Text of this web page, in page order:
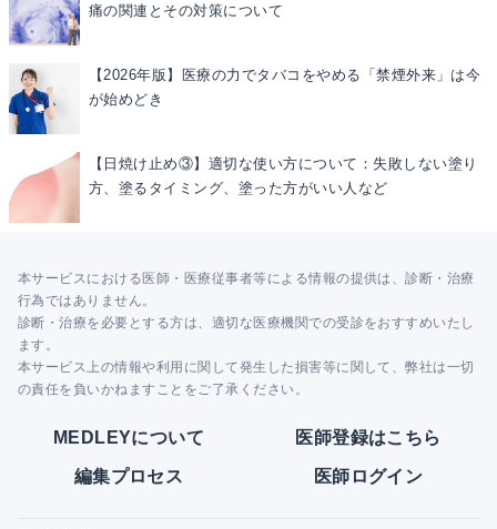
痛の関連とその対策について
【2026年版】医療の力でタバコをやめる「禁煙外来」は今
が始めどき
【日焼け止め③】適切な使い方について：失敗しない塗り
方、塗るタイミング、塗った方がいい人など
本サービスにおける医師・医療従事者等による情報の提供は、診断・治療
行為ではありません。
診断・治療を必要とする方は、適切な医療機関での受診をおすすめいたし
ます。
本サービス上の情報や利用に関して発生した損害等に関して、弊社は一切
の責任を負いかねますことをご了承ください。
MEDLEYについて 医師登録はこちら
編集プロセス 医師ログイン